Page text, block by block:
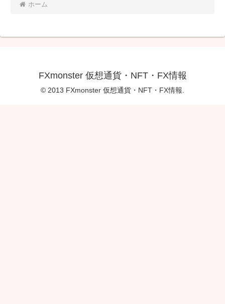
ホーム
FXmonster 仮想通貨・NFT・FX情報
© 2013 FXmonster 仮想通貨・NFT・FX情報.